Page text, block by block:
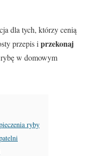
dla tych, którzy cenią
przepis i przekonaj
w domowym
ryby